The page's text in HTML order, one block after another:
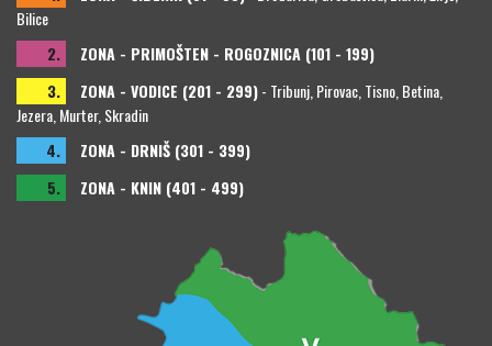
Bilice
2.
ZONA - PRIMOŠTEN - ROGOZNICA (101 - 199)
3.
ZONA - VODICE (201 - 299)- Tribunj, Pirovac, Tisno, Betina,
Jezera, Murter, Skradin
4.
ZONA - DRNIŠ (301 - 399)
5.
ZONA - KNIN (401 - 499)